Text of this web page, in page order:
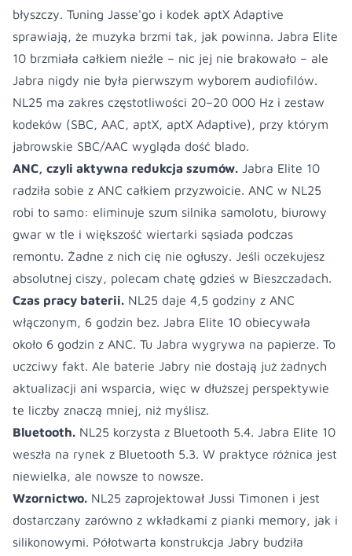
błyszczy. Tuning Jasse'go i kodek aptX Adaptive
sprawiają, że muzyka brzmi tak, jak powinna. Jabra Elite
10 brzmiała całkiem nieźle – nic jej nie brakowało – ale
Jabra nigdy nie była pierwszym wyborem audiofilów.
NL25 ma zakres częstotliwości 20–20 000 Hz i zestaw
kodeków (SBC, AAC, aptX, aptX Adaptive), przy którym
jabrowskie SBC/AAC wygląda dość blado.
ANC, czyli aktywna redukcja szumów. Jabra Elite 10
radziła sobie z ANC całkiem przyzwoicie. ANC w NL25
robi to samo: eliminuje szum silnika samolotu, biurowy
gwar w tle i większość wiertarki sąsiada podczas
remontu. Żadne z nich cię nie ogłuszy. Jeśli oczekujesz
absolutnej ciszy, polecam chatę gdzieś w Bieszczadach.
Czas pracy baterii. NL25 daje 4,5 godziny z ANC
włączonym, 6 godzin bez. Jabra Elite 10 obiecywała
około 6 godzin z ANC. Tu Jabra wygrywa na papierze. To
uczciwy fakt. Ale baterie Jabry nie dostają już żadnych
aktualizacji ani wsparcia, więc w dłuższej perspektywie
te liczby znaczą mniej, niż myślisz.
Bluetooth. NL25 korzysta z Bluetooth 5.4. Jabra Elite 10
weszła na rynek z Bluetooth 5.3. W praktyce różnica jest
niewielka, ale nowsze to nowsze.
Wzornictwo. NL25 zaprojektował Jussi Timonen i jest
dostarczany zarówno z wkładkami z pianki memory, jak i
silikonowymi. Półotwarta konstrukcja Jabry budziła